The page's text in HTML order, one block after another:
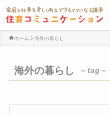
ホーム 海外の暮らし
海外の暮らし – tag –